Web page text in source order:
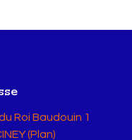
Roi Baudouin 1
(Plan)